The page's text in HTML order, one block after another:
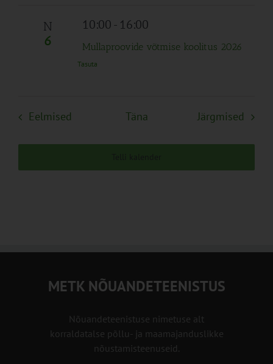
N
6
10:00- 16:00
Mullaproovide võtmise koolitus 2026
Tasuta
Eelmised SündmusedTäna Järgmised
METK NÕUANDETEENISTUS
Nõuandeteenistuse nimetuse alt
korraldatalse põllu- ja maamajanduslikke
nõustamisteenuseid.